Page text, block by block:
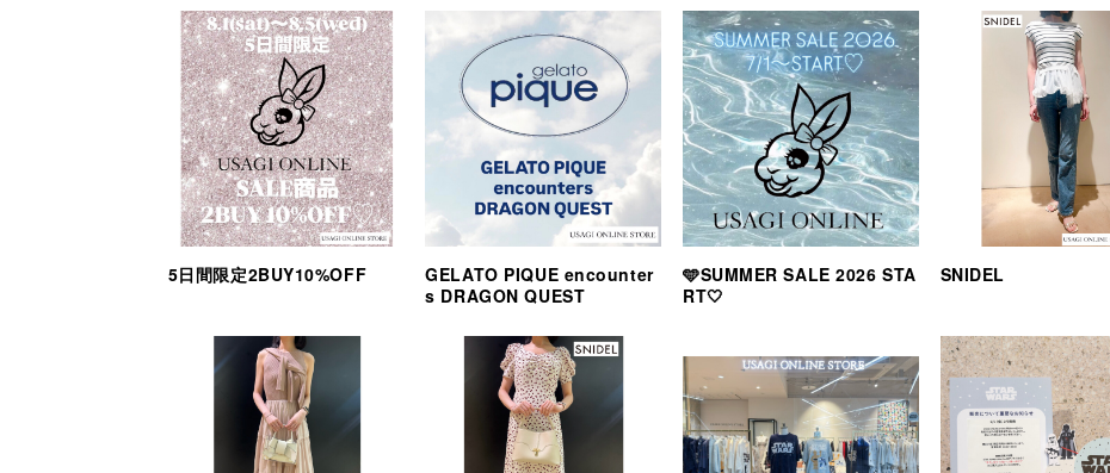
5日間限定2BUY10%OFF
GELATO PIQUE encounter
s DRAGON QUEST
🩵SUMMER SALE 2026 STA
RT🤍
SNIDEL